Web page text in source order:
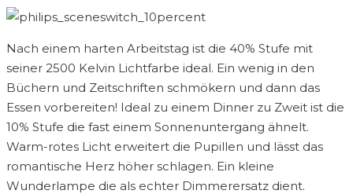
Nach einem harten Arbeitstag ist die 40% Stufe mit
seiner 2500 Kelvin Lichtfarbe ideal. Ein wenig in den
Büchern und Zeitschriften schmökern und dann das
Essen vorbereiten! Ideal zu einem Dinner zu Zweit ist die
10% Stufe die fast einem Sonnenuntergang ähnelt.
Warm-rotes Licht erweitert die Pupillen und lässt das
romantische Herz höher schlagen. Ein kleine
Wunderlampe die als echter Dimmerersatz dient.